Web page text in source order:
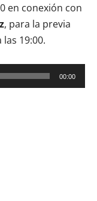
en conexión con
, para la previa
19:00.
00:00